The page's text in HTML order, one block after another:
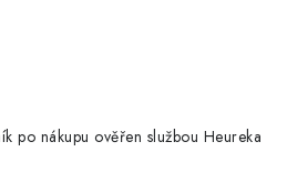
po nákupu ověřen službou Heureka